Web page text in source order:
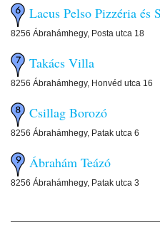
Lacus Pelso Pizzéria és
8256 Ábrahámhegy, Posta utca 18
Takács Villa
8256 Ábrahámhegy, Honvéd utca 16
Csillag Borozó
8256 Ábrahámhegy, Patak utca 6
Ábrahám Teázó
8256 Ábrahámhegy, Patak utca 3